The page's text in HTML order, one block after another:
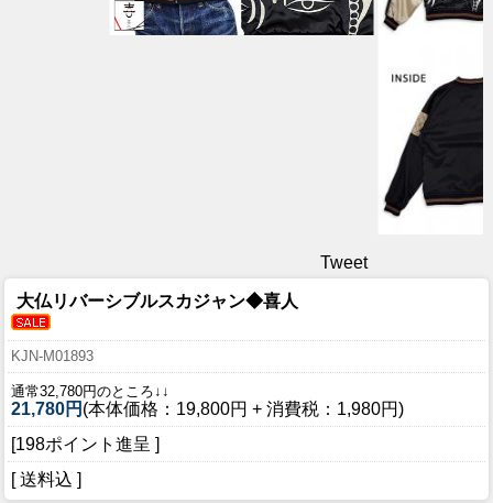
Tweet
大仏リバーシブルスカジャン◆喜人
KJN-M01893
通常32,780円のところ↓↓
21,780円 (本体価格：19,800円 + 消費税：1,980円)
[198ポイント進呈 ]
[ 送料込 ]